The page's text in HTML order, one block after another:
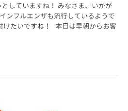
していますね！ みなさま、いかが
ンフルエンザも流行しているようで
けたいですね！ 本日は早朝からお客